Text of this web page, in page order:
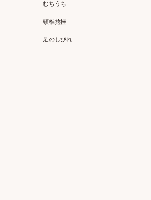
むちうち
頸椎捻挫
足のしびれ